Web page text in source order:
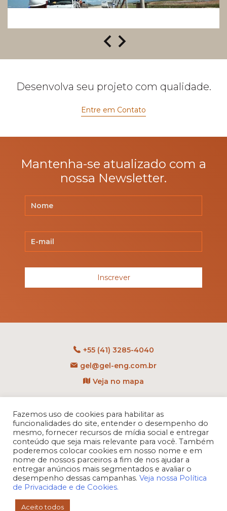
Desenvolva seu projeto com qualidade.
Entre em Contato
Mantenha-se atualizado com a
nossa Newsletter.
Inscrever
+55 (41) 3285-4040
gel@gel-eng.com.br
Veja no mapa
CEP: 81290-060 - CIC
Curitiba - PR - Brasil
Fazemos uso de cookies para habilitar as
funcionalidades do site, entender o desempenho do
mesmo, fornecer recursos de mídia social e entregar
conteúdo que seja mais relevante para você. Também
poderemos colocar cookies em nosso nome e em
nome de nossos parceiros a fim de nos ajudar a
entregar anúncios mais segmentados e avaliar o
desempenho dessas campanhas. Veja nossa Política
de Privacidade e de Cookies.
Aceito todos